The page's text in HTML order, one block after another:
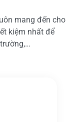
mang đến cho
kiệm nhất để